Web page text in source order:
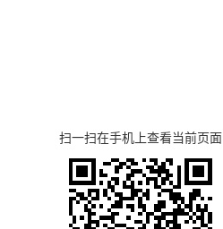
扫一扫在手机上查看当前页面